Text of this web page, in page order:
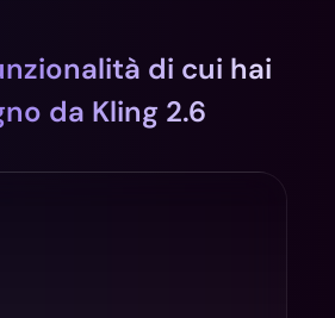
di cui hai
da Kling 2.6